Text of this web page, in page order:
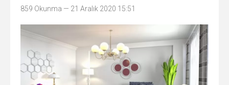
859 Okunma — 21 Aralık 2020 15:51